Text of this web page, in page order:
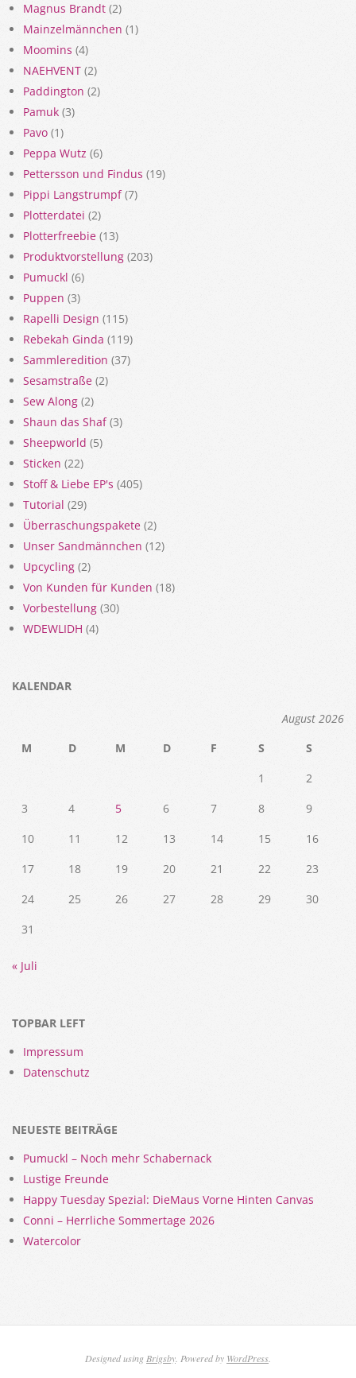
Magnus Brandt (2)
Mainzelmännchen (1)
Moomins (4)
NAEHVENT (2)
Paddington (2)
Pamuk (3)
Pavo (1)
Peppa Wutz (6)
Pettersson und Findus (19)
Pippi Langstrumpf(7)
Plotterdatei (2)
Plotterfreebie (13)
Produktvorstellung (203)
Pumuckl (6)
Puppen (3)
Rapelli Design (115)
Rebekah Ginda (119)
Sammleredition (37)
Sesamstraße (2)
Sew Along (2)
Shaun das Shaf(3)
Sheepworld (5)
Sticken (22)
Stoff & Liebe EP's (405)
Tutorial (29)
Überraschungspakete (2)
Unser Sandmännchen (12)
Upcycling (2)
Von Kunden für Kunden (18)
Vorbestellung (30)
WDEWLIDH (4)
KALENDAR
August 2026
M
D M D F S
S
1
2
3
4 5 6 7 8
9
10
11 12 13 14 15
16
17
18 19 20 21 22
23
24
25 26 27 28 29
30
31
« Juli
TOPBAR LEFT
Impressum
Datenschutz
NEUESTE BEITRÄGE
Pumuckl – Noch mehr Schabernack
Lustige Freunde
Happy Tuesday Spezial: DieMaus Vorne Hinten Canvas
Conni – Herrliche Sommertage 2026
Watercolor
Designed using Brigsby . Powered by WordPress